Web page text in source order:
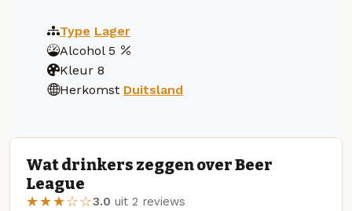
Type Lager
Alcohol 5
Kleur 8
Herkomst Duitsland
Wat drinkers zeggen over Beer
League
★★★☆☆3.0 uit 2 reviews